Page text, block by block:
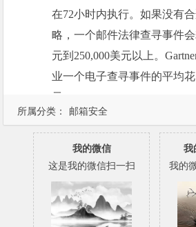
所属分类： 邮箱安全
在72小时内执行。如果没有
略，一个邮件法律查寻事件会
元到250,000美元以上。
业一个电子查寻事件的平均
元。
我的微信
这是我的微信扫一扫
我
我的